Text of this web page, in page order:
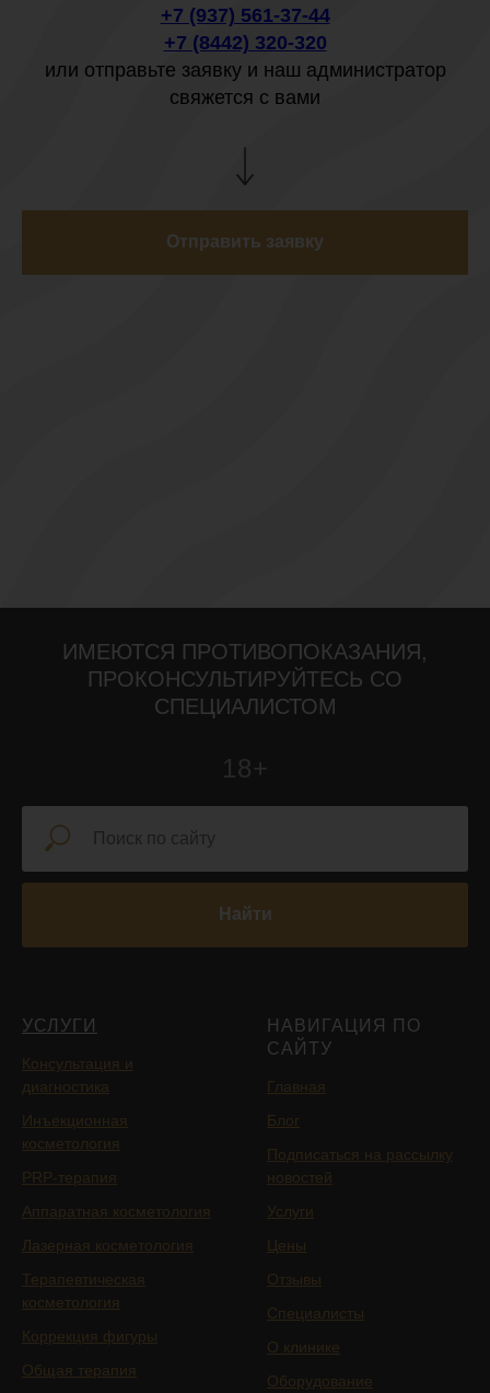
+7 (937) 561-37-44
+7 (8442) 320-320
или отправьте заявку и наш администратор
свяжется с вами
Отправить заявку
ИМЕЮТСЯ ПРОТИВОПОКАЗАНИЯ,
ПРОКОНСУЛЬТИРУЙТЕСЬ СО
СПЕЦИАЛИСТОМ
18+
Найти
УСЛУГИ
Консультация и
диагностика
Инъекционная
косметология
PRP-терапия
Аппаратная косметология
Лазерная косметология
Терапевтическая
косметология
Коррекция фигуры
Общая терапия
НАВИГАЦИЯ ПО
САЙТУ
Главная
Блог
Подписаться на рассылку
новостей
Услуги
Цены
Отзывы
Специалисты
О клинике
Оборудование